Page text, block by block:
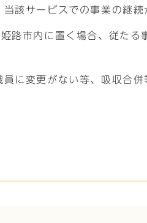
該サービスでの事業の継続
市内に置く場合、従たる
に変更がない等、吸収合